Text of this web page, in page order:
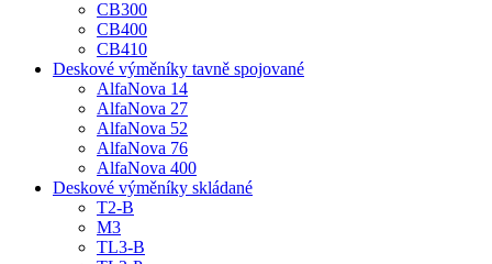
CB300
CB400
CB410
Deskové výměníky tavně spojované
AlfaNova 14
AlfaNova 27
AlfaNova 52
AlfaNova 76
AlfaNova 400
Deskové výměníky skládané
T2-B
M3
TL3-B